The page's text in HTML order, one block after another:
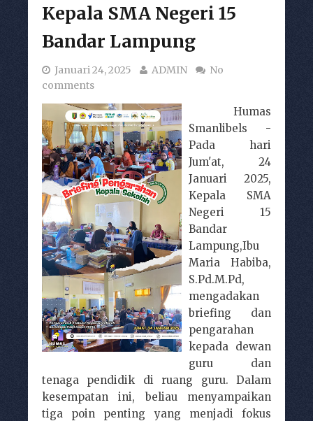
Kepala SMA Negeri 15
Bandar Lampung
Januari 24, 2025 ADMIN
No
comments
Humas
Smanlibels -
Pada hari
Jum'at, 24
Januari 2025,
Kepala SMA
Negeri 15
Bandar
Lampung,Ibu
Maria Habiba,
S.Pd.M.Pd,
mengadakan
briefing dan
pengarahan
kepada dewan
guru dan
tenaga pendidik di ruang guru. Dalam
kesempatan ini, beliau menyampaikan
tiga poin penting yang menjadi fokus